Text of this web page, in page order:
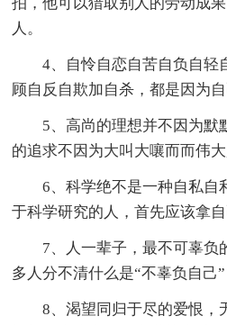
人。
4、自怜自恋自苦自负自轻
顾自反自欺加自杀，都是因为自
5、高尚的理想并不因为默
的追求不因为大叫大嚷而而伟大
6、科学绝不是一种自私自
于科学研究的人，首先应该拿
7、人一辈子，最不可辜负
多人分不清什么是“不辜负自己”
8、渴望同归于尽的爱恨，